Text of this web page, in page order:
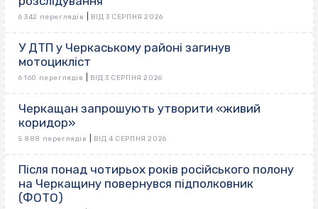
6 342 переглядів ВІД 3 СЕРПНЯ 2026
У ДТП у Черкаському районі загинув
мотоцикліст
6 160 переглядів ВІД 3 СЕРПНЯ 2026
Черкащан запрошують утворити «живий
коридор»
5 888 переглядів ВІД 4 СЕРПНЯ 2026
Після понад чотирьох років російського полону
на Черкащину повернувся підполковник
(ФОТО)